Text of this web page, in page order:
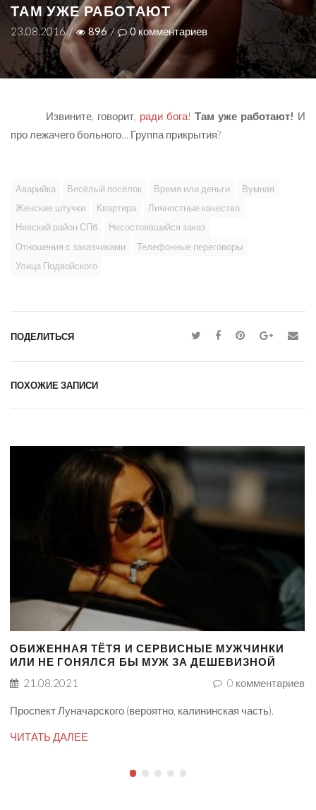
ТАМ УЖЕ РАБОТАЮТ
23.08.2016 / 896 / 0 комментариев
Извините, говорит, ради бога! Там уже работают! И
про лежачего больного… Группа прикрытия?
Аварийка Весёлый посёлок Время или деньги
Вумная
Женские штучки
Квартира
Личностные качества
Невский район СПб
Несостоявшийся заказ
Отношения с заказчиками
Телефонные переговоры
Улица Подвойского
ПОДЕЛИТЬСЯ
ПОХОЖИЕ ЗАПИСИ
ОБИЖЕННАЯ ТЁТЯ И СЕРВИСНЫЕ МУЖЧИНКИ
ИЛИ НЕ ГОНЯЛСЯ БЫ МУЖ ЗА ДЕШЕВИЗНОЙ
21.08.2021
0 комментариев
Проспект Луначарского (вероятно, калининская часть).
ЧИТАТЬ ДАЛЕЕ